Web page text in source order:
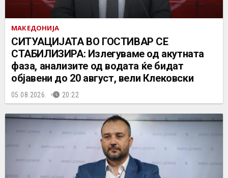
МАКЕДОНИЈА
СИТУАЦИЈАТА ВО ГОСТИВАР СЕ
СТАБИЛИЗИРА: Излегуваме од акутната
фаза, анализите од водата ќе бидат
објавени до 20 август, вели Клековски
05.08.2026. 20:22